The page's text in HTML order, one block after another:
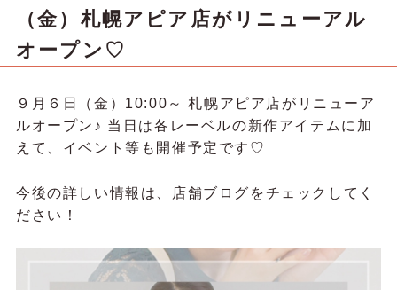
（金）札幌アピア店がリニューアル
オープン♡
９月６日（金）10:00～ 札幌アピア店がリニューア
ルオープン♪ 当日は各レーベルの新作アイテムに加
えて、イベント等も開催予定です♡
今後の詳しい情報は、店舗ブログをチェックしてく
ださい！